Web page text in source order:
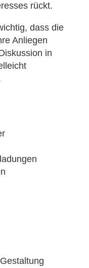
rückt.
dass die
Anliegen
in